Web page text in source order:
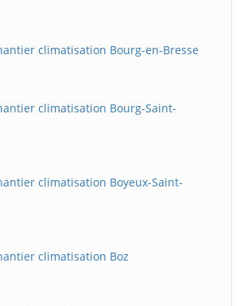
climatisation Bourg-en-Bresse
climatisation Bourg-Saint-
climatisation Boyeux-Saint-
climatisation Boz